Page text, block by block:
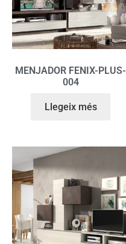
MENJADOR FENIX-PLUS-
004
Llegeix més